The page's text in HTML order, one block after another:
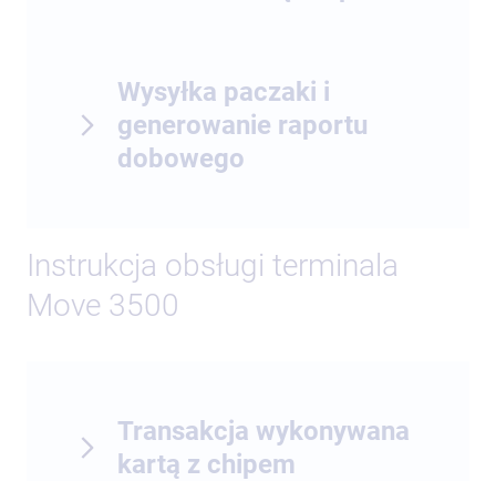
Wysyłka paczaki i
generowanie raportu
dobowego
Instrukcja obsługi terminala
Move 3500
Transakcja wykonywana
kartą z chipem